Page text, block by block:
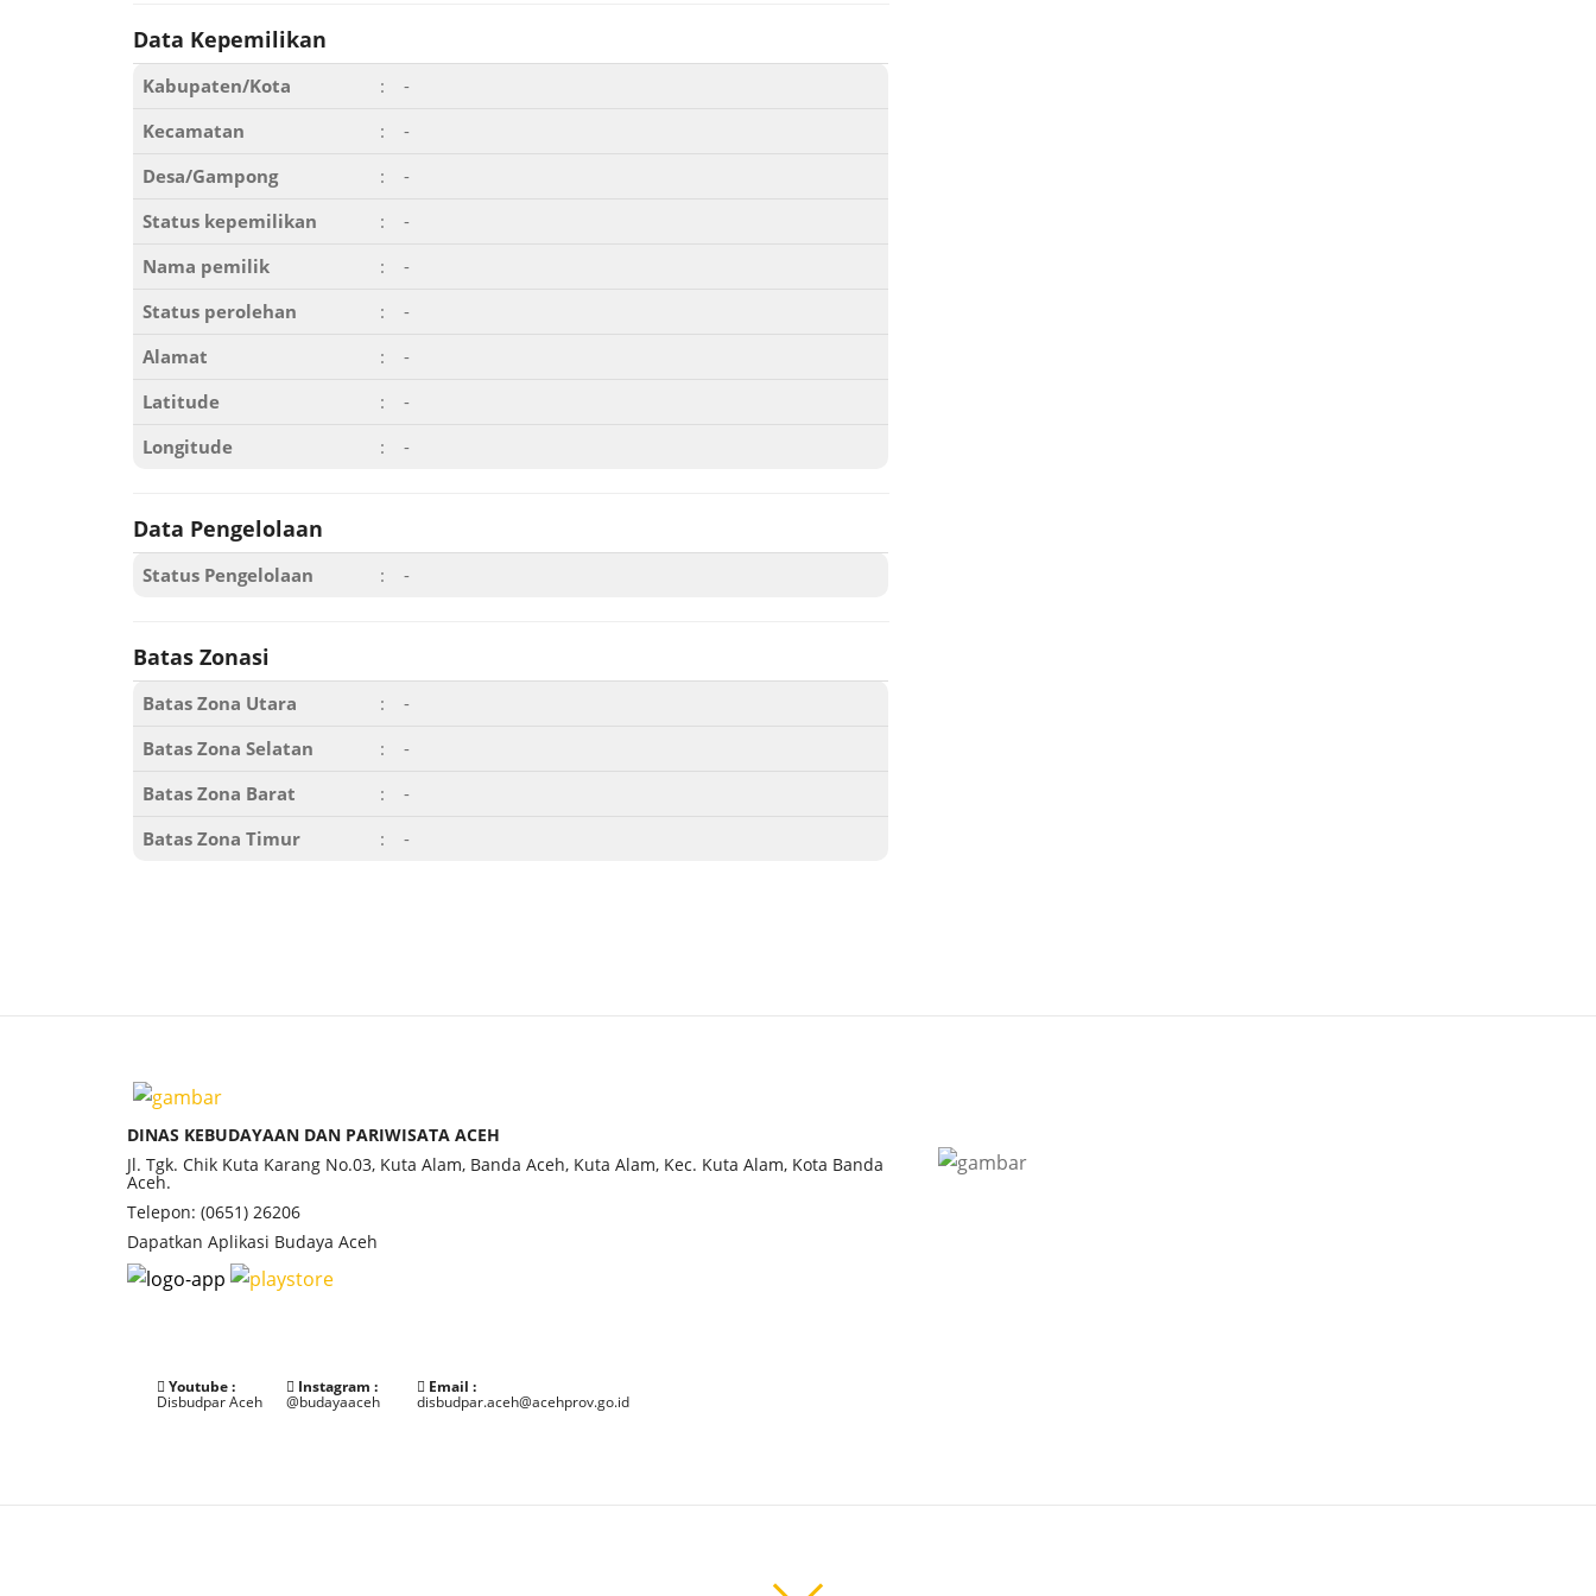
Data Kepemilikan
Kabupaten/Kota :
-
Kecamatan
:
-
Desa/Gampong
:
-
Status kepemilikan
:
-
Nama pemilik
:
-
Status perolehan
:
-
Alamat
:
-
Latitude
:
-
Longitude
: -
Data Pengelolaan
Status Pengelolaan : -
Batas Zonasi
Batas Zona Utara :
-
Batas Zona Selatan
:
-
Batas Zona Barat
:
-
Batas Zona Timur
: -
DINAS KEBUDAYAAN DAN PARIWISATA ACEH
Jl. Tgk. Chik Kuta Karang No.03, Kuta Alam, Banda Aceh, Kuta Alam, Kec. Kuta Alam, Kota Banda
Aceh.
Telepon: (0651) 26206
Dapatkan Aplikasi Budaya Aceh
Youtube :
Disbudpar Aceh
Instagram :
@budayaaceh
Email :
disbudpar.aceh@acehprov.go.id